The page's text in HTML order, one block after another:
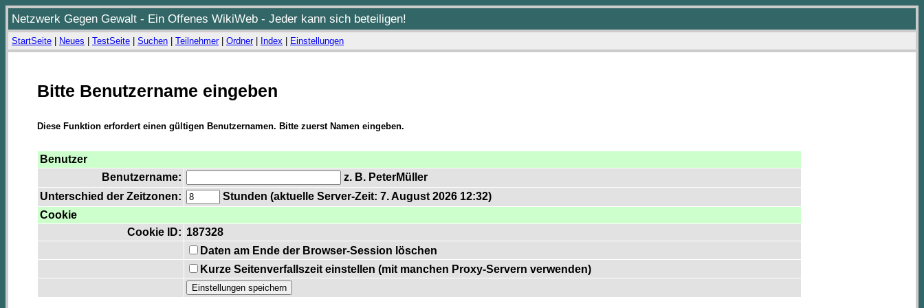
Netzwerk Gegen Gewalt - Ein Offenes WikiWeb - Jeder kann sich beteiligen!
StartSeite Neues TestSeite Suchen Teilnehmer| Ordner| Index Einstellungen
Bitte Benutzername eingeben
Diese Funktion erfordert einen gültigen Benutzernamen. Bitte zuerst Namen eingeben.
Benutzer
Benutzername:
z. B. PeterMüller
Unterschied der Zeitzonen:
Stunden (aktuelle Server-Zeit: 7. August 2026 12:32)
Cookie
Cookie ID: 187328
Daten am Ende der Browser-Session löschen
Kurze Seitenverfallszeit einstellen (mit manchen Proxy-Servern verwenden)